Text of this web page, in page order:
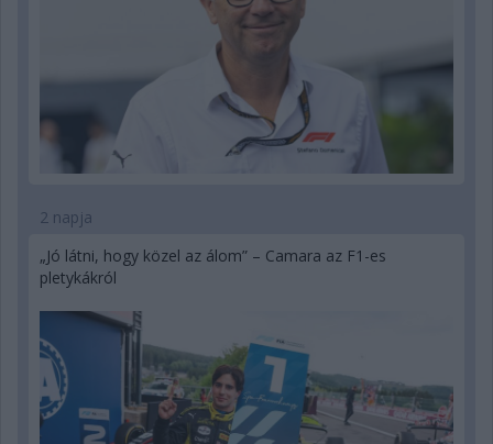
2 napja
„Jó látni, hogy közel az álom” – Camara az F1-es
pletykákról